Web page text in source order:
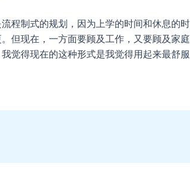
程制式的规划，因为上学的时间和休息的
但现在，一方面要顾及工作，又要顾及家
觉得现在的这种形式是我觉得用起来最舒